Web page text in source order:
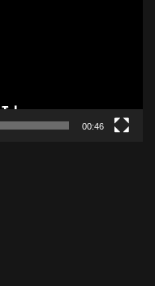
00:46